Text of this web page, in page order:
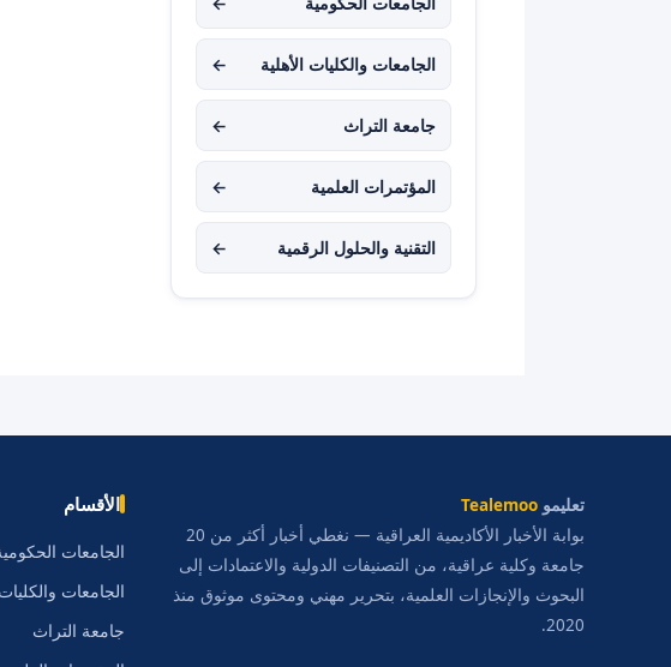
الجامعات والكليات الأهلية ←
جامعة التراث ←
المؤتمرات العلمية ←
التقنية والحلول الرقمية ←
تعليمو Tealemoo
بوابة الأخبار الأكاديمية العراقية — نغطي أخبار أكثر من 20
جامعة وكلية عراقية، من التصنيفات الدولية والاعتمادات إلى
البحوث والإنجازات العلمية، بتحرير مهني ومحتوى موثوق منذ
2020.
الأقسام
الجامعات
الجامعات والكليات
جامعة التراث